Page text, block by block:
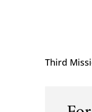
Third